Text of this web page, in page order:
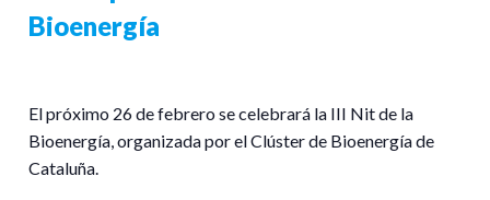
Bioenergía
El próximo 26 de febrero se celebrará la III Nit de la
Bioenergía, organizada por el Clúster de Bioenergía de
Cataluña.